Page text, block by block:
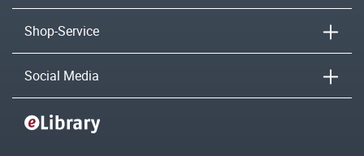
Shop-Service
Social Media